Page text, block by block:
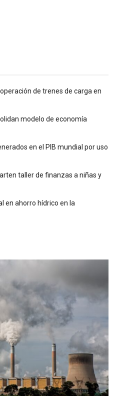
de trenes de carga en
modelo de economía
en el PIB mundial por uso
taller de finanzas a niñas y
en ahorro hídrico en la